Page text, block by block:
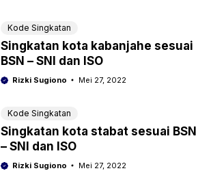
Kode Singkatan
Singkatan kota kabanjahe sesuai
BSN – SNI dan ISO
Rizki Sugiono Mei 27, 2022
Kode Singkatan
Singkatan kota stabat sesuai BSN
– SNI dan ISO
Rizki Sugiono Mei 27, 2022